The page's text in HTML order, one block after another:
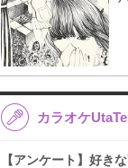
カラオケ
【アンケート】好き